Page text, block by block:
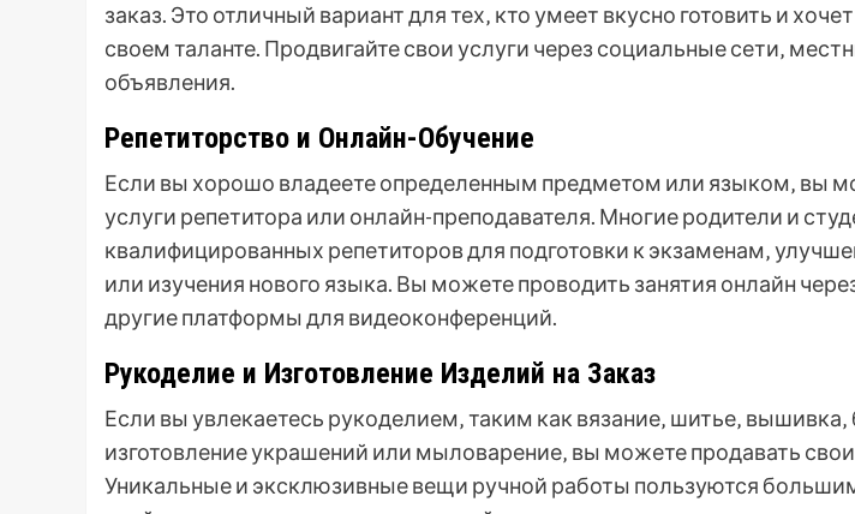
заказ. Это отличный вариант для тех‚ кто умеет вкусно готовить и
своем таланте. Продвигайте свои услуги через социальные сети‚
объявления.
Репетиторство и Онлайн-Обучение
Если вы хорошо владеете определенным предметом или языком‚ вы
услуги репетитора или онлайн-преподавателя. Многие родители и
квалифицированных репетиторов для подготовки к экзаменам‚
или изучения нового языка. Вы можете проводить занятия онлайн через
другие платформы для видеоконференций.
Рукоделие и Изготовление Изделий на Заказ
Если вы увлекаетесь рукоделием‚ таким как вязание‚ шитье‚ вышивка‚
изготовление украшений или мыловарение‚ вы можете продавать свои
Уникальные и эксклюзивные вещи ручной работы пользуются